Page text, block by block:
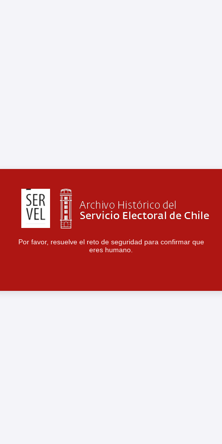
Por favor, resuelve el reto de seguridad para confirmar que
eres humano.